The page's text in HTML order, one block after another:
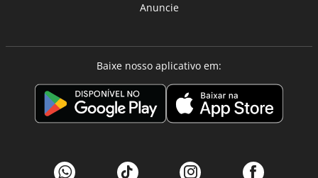
Anuncie
Baixe nosso aplicativo em: